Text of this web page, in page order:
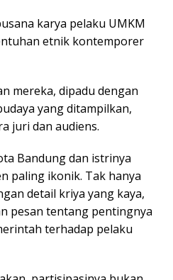
karya pelaku UMKM
etnik kontemporer
mereka, dipadu dengan
yang ditampilkan,
juri dan audiens.
Bandung dan istrinya
paling ikonik. Tak hanya
detail kriya yang kaya,
pesan tentang pentingnya
terhadap pelaku